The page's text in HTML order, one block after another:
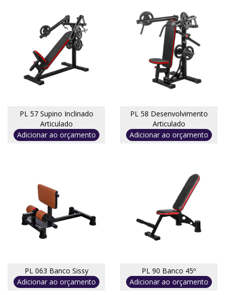
PL 57 Supino Inclinado
Articulado
Adicionar ao orçamento
PL 58 Desenvolvimento
Articulado
Adicionar ao orçamento
PL 063 Banco Sissy
Adicionar ao orçamento
PL 90 Banco 45º
Adicionar ao orçamento